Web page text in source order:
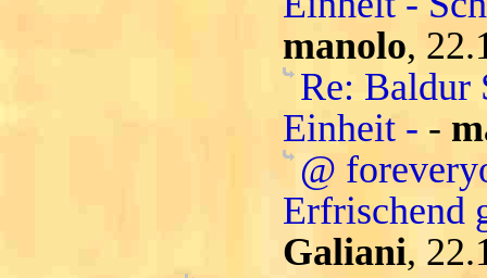
manolo,
Re: Baldur
Einheit - -
@
Erfrischend
Galiani,